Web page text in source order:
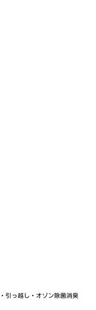
・ 引っ越し ・ オゾン除菌消臭